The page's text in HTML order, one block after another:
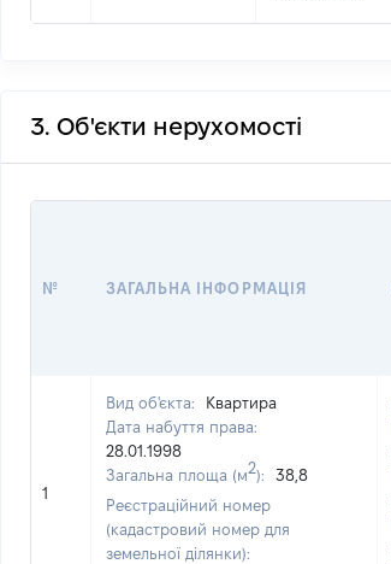
3. Об'єкти нерухомості
№ ЗАГАЛЬНА ІНФОРМАЦІЯ
1
Вид об'єкта:
Квартира
Дата набуття права:
28.01.1998
Загальна площа (м2):
38,8
Реєстраційний номер
(кадастровий номер для
земельної ділянки):